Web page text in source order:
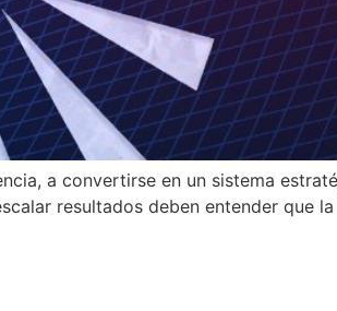
a convertirse en un sistema
resultados deben entender que la